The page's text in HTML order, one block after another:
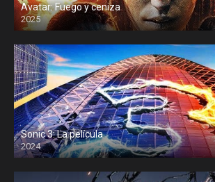
Avatar: Fuego y ceniza
2025
Sonic 3: La película
2024